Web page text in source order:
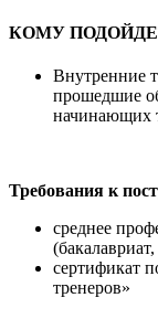
КОМУ
Внутренние
прошедшие
начинающих
Требования к
среднее
сертификат
тренеров»